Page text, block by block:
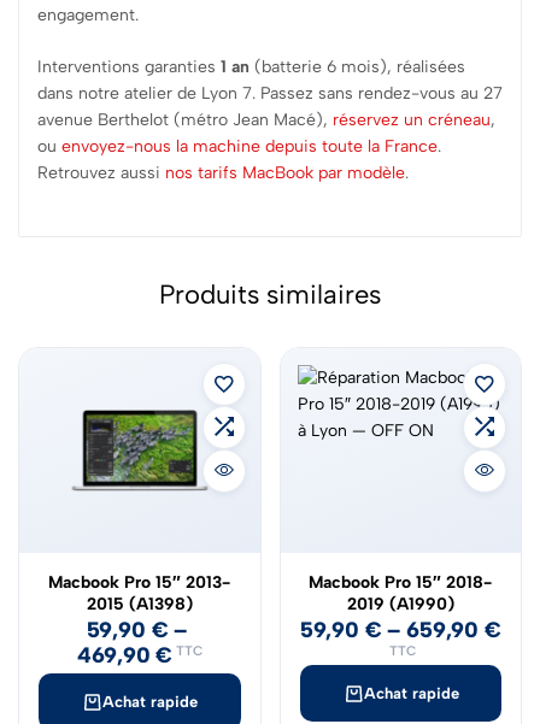
engagement.
Interventions garanties 1 an (batterie 6 mois), réalisées
dans notre atelier de Lyon 7. Passez sans rendez-vous au 27
avenue Berthelot (métro Jean Macé), réservez un créneau,
ou envoyez-nous la machine depuis toute la France.
Retrouvez aussi nos tarifs MacBook par modèle.
Produits similaires
Achat rapide
Macbook Pro 15″ 2013-
2015 (A1398)
59,90 € –
469,90€ TTC
Achat rapide
Macbook Pro 15″ 2018-
2019 (A1990)
59,90 € –659,90 €
TTC